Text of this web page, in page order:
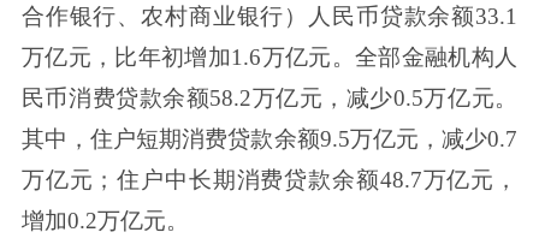
合作银行、农村商业银行）人民币贷款余额33.1
万亿元，比年初增加1.6万亿元。全部金融机构人
民币消费贷款余额58.2万亿元，减少0.5万亿元。
其中，住户短期消费贷款余额9.5万亿元，减少0.7
万亿元；住户中长期消费贷款余额48.7万亿元，
增加0.2万亿元。